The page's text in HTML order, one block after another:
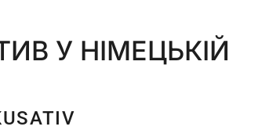
У НІМЕЦЬКІЙ